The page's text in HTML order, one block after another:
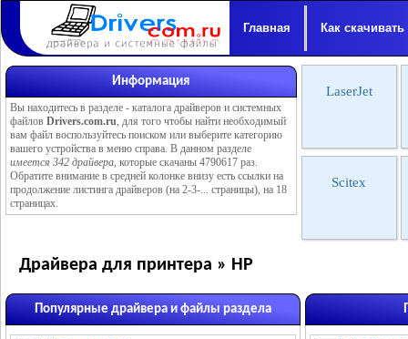
Главная Как скачивать
Информация
Вы находитесь в разделе - каталога драйверов и системных
файлов Drivers.com.ru, для того чтобы найти необходимый
вам файл воспользуйтесь поиском или выберите категорию
вашего устройства в меню справа. В данном разделе
имеется 342 драйвера, которые скачаны 4790617 раз.
Обратите внимание в средней колонке внизу есть ссылки на
продолжение листинга драйверов (на 2-3-... страницы), на 18
страницах.
LaserJet
Scitex
Драйвера для принтера » HP
Популярные драйвера и файлы раздела